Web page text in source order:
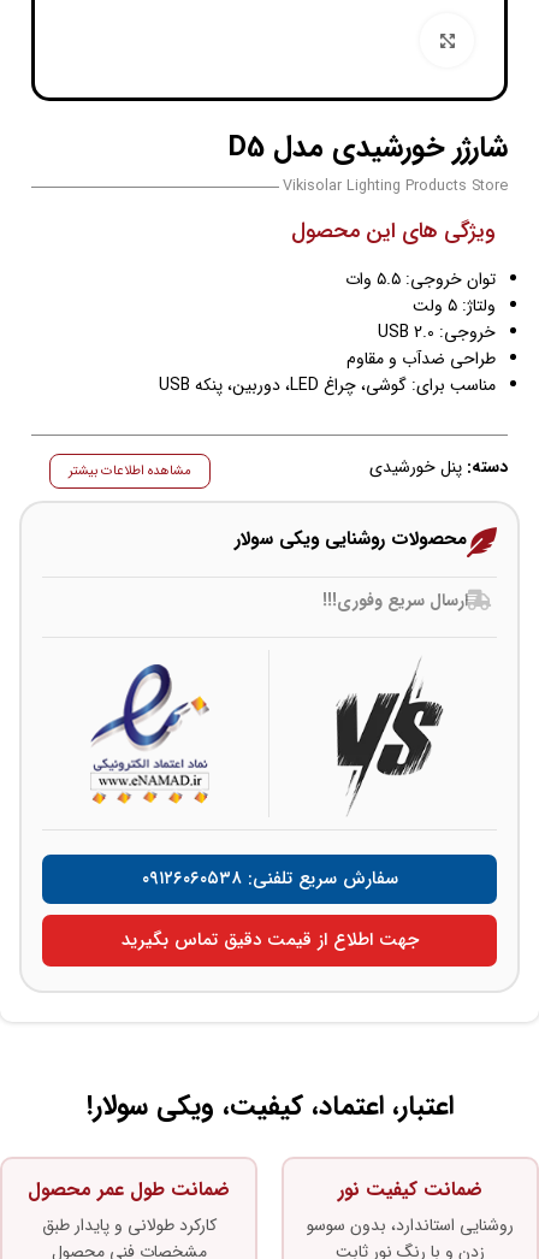
شارژر خورشیدی مدل D5
Vikisolar Lighting Products Store
ویژگی های این محصول
توان خروجی: ۵.۵ وات
ولتاژ: ۵ ولت
خروجی: USB 2.0
طراحی ضدآب و مقاوم
مناسب برای: گوشی، چراغ LED، دوربین، پنکه USB
دسته: پنل خورشیدی مشاهده اطلاعات بیشتر
محصولات روشنایی ویکی سولار
ارسال سریع وفوری!!!
سفارش سریع تلفنی: ۰۹۱۲۶۰۶۰۵۳۸
جهت اطلاع از قیمت دقیق تماس بگیرید
اعتبار، اعتماد، کیفیت، ویکی سولار!
ضمانت کیفیت نور
روشنایی استاندارد، بدون سوسو
زدن و با رنگ نور ثابت
ضمانت طول عمر محصول
کارکرد طولانی و پایدار طبق
مشخصات فنی محصول